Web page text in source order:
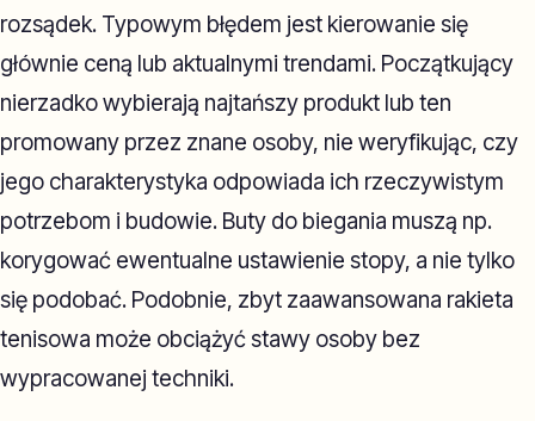
rozsądek. Typowym błędem jest kierowanie się
głównie ceną lub aktualnymi trendami. Początkujący
nierzadko wybierają najtańszy produkt lub ten
promowany przez znane osoby, nie weryfikując, czy
jego charakterystyka odpowiada ich rzeczywistym
potrzebom i budowie. Buty do biegania muszą np.
korygować ewentualne ustawienie stopy, a nie tylko
się podobać. Podobnie, zbyt zaawansowana rakieta
tenisowa może obciążyć stawy osoby bez
wypracowanej techniki.